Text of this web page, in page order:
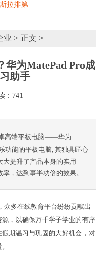
拉排第
业 > 正文 >
华为MatePad Pro成
助手
：741
高端平板电脑——华为
功能的平板电脑, 其独具匠心
提升了产品本身的实用
，达到事半功倍的效果。
众多在线教育平台纷纷贡献出
，以确保万千学子学业的有序
期温习与巩固的大好机会，对